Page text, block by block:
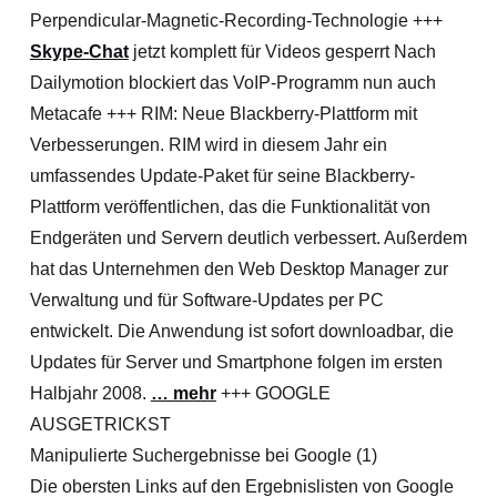
Perpendicular-Magnetic-Recording-Technologie +++
Skype-Chatjetzt komplett für Videos gesperrt Nach
Dailymotion blockiert das VoIP-Programm nun auch
Metacafe +++ RIM: Neue Blackberry-Plattform mit
Verbesserungen. RIM wird in diesem Jahr ein
umfassendes Update-Paket für seine Blackberry-
Plattform veröffentlichen, das die Funktionalität von
Endgeräten und Servern deutlich verbessert. Außerdem
hat das Unternehmen den Web Desktop Manager zur
Verwaltung und für Software-Updates per PC
entwickelt. Die Anwendung ist sofort downloadbar, die
Updates für Server und Smartphone folgen im ersten
Halbjahr 2008. … mehr+++ GOOGLE
AUSGETRICKST
Manipulierte Suchergebnisse bei Google (1)
Die obersten Links auf den Ergebnislisten von Google